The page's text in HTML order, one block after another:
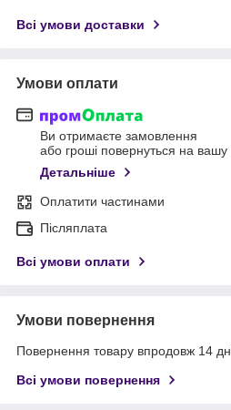
Всі умови доставки
Умови оплати
Ви отримаєте замовлення
або гроші повернуться на вашу
Детальніше
Оплатити частинами
Післяплата
Всі умови оплати
Умови повернення
Повернення товару впродовж 14
Всі умови повернення